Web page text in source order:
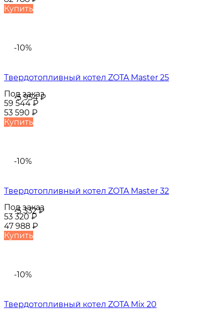
Купить
-10%
-5 954₽
Твердотопливный котел ZOTA Master 25
Под заказ
59 544₽
53 590 ₽
Купить
-10%
-5 332₽
Твердотопливный котел ZOTA Master 32
Под заказ
53 320₽
47 988 ₽
Купить
-10%
Твердотопливный котел ZOTA Mix 20